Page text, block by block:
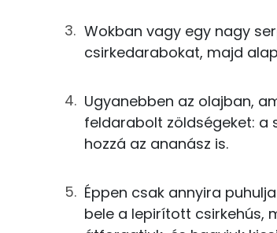
17g
chiliszósz
3gfokhagyma
10gétkezési keményítő
7gnapraforgó olaj
28g fehér hagyma
Foszfor
Kálcium
Magnézium
Szelén
Fehérje
Wokban vagy egy nagy
csirkedarabokat, majd
Ugyanebben az olajban,
feldarabolt zöldségeket: a
hozzá az ananász is.
Éppen csak annyira
bele a lepirított csirkehús,